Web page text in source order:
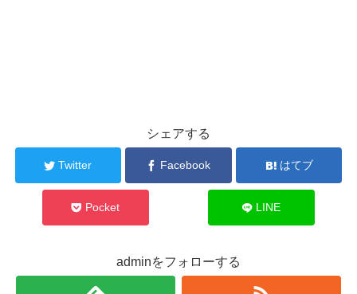
シェアする
Twitter Facebook はてブ
Pocket LINE
adminをフォローする